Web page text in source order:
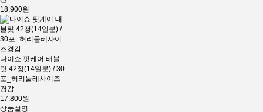
18,900원
다이쇼 핏케어 태블
릿 42정(14일분) / 30
포_허리둘레사이즈
경감
17,800원
상품설명